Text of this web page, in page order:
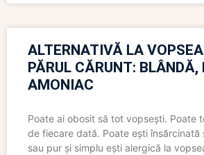
ALTERNATIVĂ LA
PĂRUL CĂRUNT: BLÂNDĂ,
AMONIAC
Poate ai obosit să tot vopsești. Poate
de fiecare dată. Poate ești însărcinată
sau pur și simplu ești alergică la